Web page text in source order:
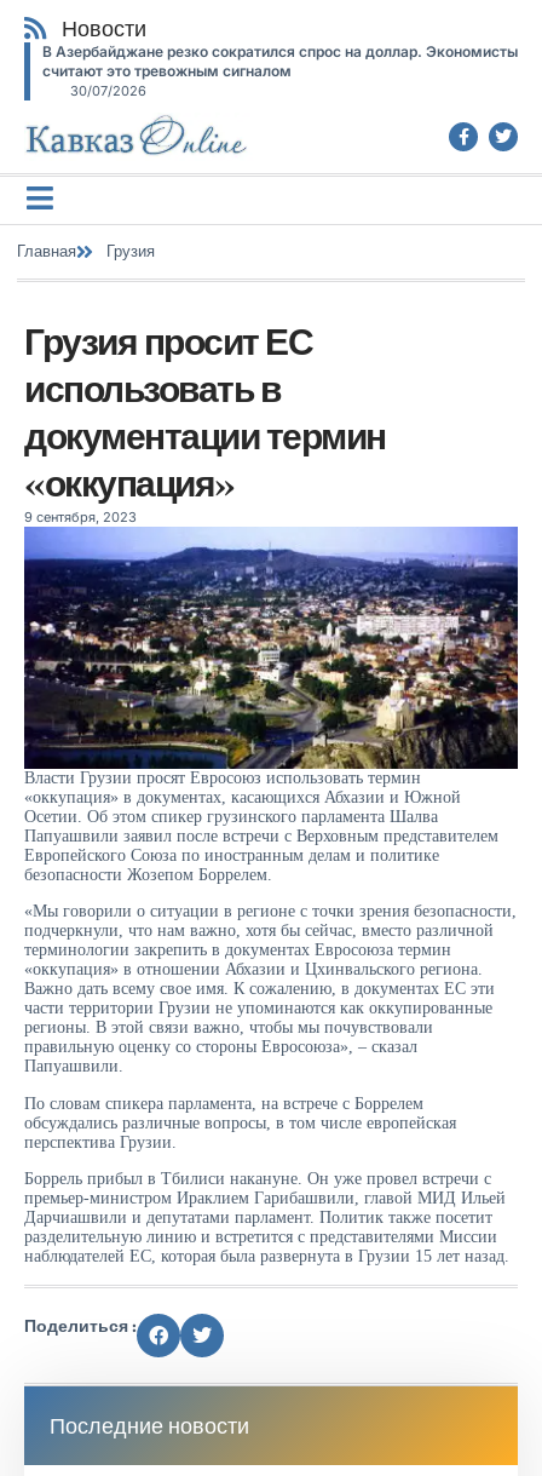
Новости
В Азербайджане резко сократился спрос на доллар. Экономисты
считают это тревожным сигналом
30/07/2026
Главная Грузия
Грузия просит ЕС
использовать в
документации термин
«оккупация»
9 сентября, 2023
Власти Грузии просят Евросоюз использовать термин
«оккупация» в документах, касающихся Абхазии и Южной
Осетии. Об этом спикер грузинского парламента Шалва
Папуашвили заявил после встречи с Верховным представителем
Европейского Союза по иностранным делам и политике
безопасности Жозепом Боррелем.
«Мы говорили о ситуации в регионе с точки зрения безопасности,
подчеркнули, что нам важно, хотя бы сейчас, вместо различной
терминологии закрепить в документах Евросоюза термин
«оккупация» в отношении Абхазии и Цхинвальского региона.
Важно дать всему свое имя. К сожалению, в документах ЕС эти
части территории Грузии не упоминаются как оккупированные
регионы. В этой связи важно, чтобы мы почувствовали
правильную оценку со стороны Евросоюза», – сказал
Папуашвили.
По словам спикера парламента, на встрече с Боррелем
обсуждались различные вопросы, в том числе европейская
перспектива Грузии.
Боррель прибыл в Тбилиси накануне. Он уже провел встречи с
премьер-министром Ираклием Гарибашвили, главой МИД Ильей
Дарчиашвили и депутатами парламент. Политик также посетит
разделительную линию и встретится с представителями Миссии
наблюдателей ЕС, которая была развернута в Грузии 15 лет назад.
Поделиться :
Последние новости